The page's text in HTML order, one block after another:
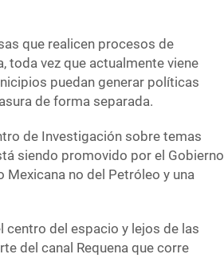
que realicen procesos de
toda vez que actualmente viene
puedan generar políticas
de forma separada.
de Investigación sobre temas
siendo promovido por el Gobierno
no del Petróleo y una
centro del espacio y lejos de las
del canal Requena que corre